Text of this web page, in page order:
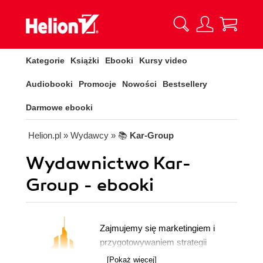
Kategorie Książki Ebooki Kursy video
Audiobooki Promocje Nowości Bestsellery
Darmowe ebooki
Helion.pl » Wydawcy » 📚 Kar-Group
Wydawnictwo Kar-
Group - ebooki
Zajmujemy się marketingiem i
przygotowywaniem strategii
reklamowych dla firm oraz osób
[Pokaż więcej]